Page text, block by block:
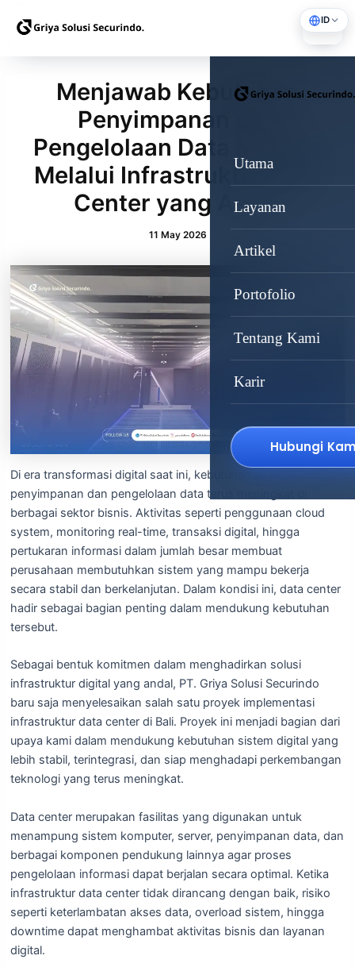
Utama
Layanan
Artikel
Portofolio
Tentang Kami
Karir
Hubungi
Menjawab Kebutuhan
Penyimpanan dan
Pengelolaan Data Modern
Melalui Infrastruktur Data
Center yang Andal
11 May 2026
Di era transformasi digital saat ini, kebutuhan akan
penyimpanan dan pengelolaan data terus meningkat di
berbagai sektor bisnis. Aktivitas seperti penggunaan cloud
system, monitoring real-time, transaksi digital, hingga
pertukaran informasi dalam jumlah besar membuat
perusahaan membutuhkan sistem yang mampu bekerja
secara stabil dan berkelanjutan. Dalam kondisi ini, data center
hadir sebagai bagian penting dalam mendukung kebutuhan
tersebut.
Sebagai bentuk komitmen dalam menghadirkan solusi
infrastruktur digital yang andal, PT. Griya Solusi Securindo
baru saja menyelesaikan salah satu proyek implementasi
infrastruktur data center di Bali. Proyek ini menjadi bagian dari
upaya kami dalam mendukung kebutuhan sistem digital yang
lebih stabil, terintegrasi, dan siap menghadapi perkembangan
teknologi yang terus meningkat.
Data center merupakan fasilitas yang digunakan untuk
menampung sistem komputer, server, penyimpanan data, dan
berbagai komponen pendukung lainnya agar proses
pengelolaan informasi dapat berjalan secara optimal. Ketika
infrastruktur data center tidak dirancang dengan baik, risiko
seperti keterlambatan akses data, overload sistem, hingga
downtime dapat menghambat aktivitas bisnis dan layanan
digital.
ID